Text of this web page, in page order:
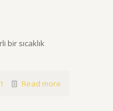
bir sıcaklık
1 Read more